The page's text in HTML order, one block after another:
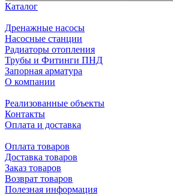
Каталог
Дренажные насосы
Насосные станции
Радиаторы отопления
Трубы и Фитинги ПНД
Запорная арматура
О компании
Реализованные объекты
Контакты
Оплата и доставка
Оплата товаров
Доставка товаров
Заказ товаров
Возврат товаров
Полезная информация